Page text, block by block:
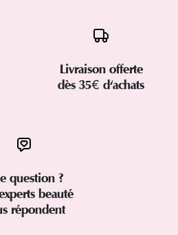
Livraison offerte
dès 35€ d'achats
question ?
beauté
répondent